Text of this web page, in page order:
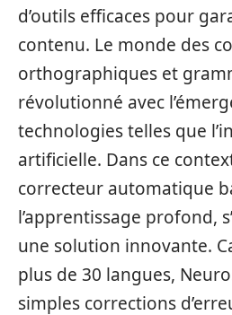
d’outils efficaces pour
contenu. Le monde des
orthographiques et
révolutionné avec
technologies telles que
artificielle. Dans ce
correcteur automatique
l’apprentissage profond,
une solution innovante.
plus de 30 langues,
simples corrections